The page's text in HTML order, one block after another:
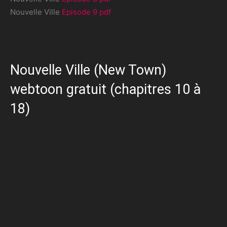
Nouvelle Ville Episode 9 pdf
Nouvelle Ville (New Town)
webtoon gratuit (chapitres 10 à
18)